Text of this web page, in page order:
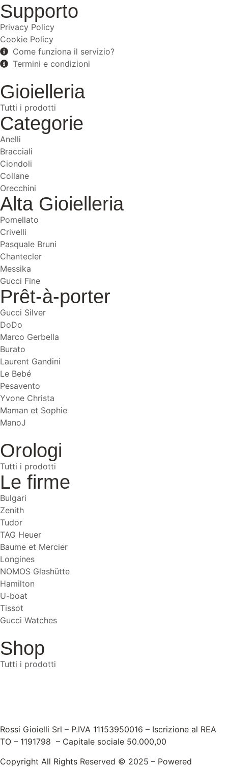
Supporto
Privacy Policy
Cookie Policy
Come funziona il servizio?
Termini e condizioni
Gioielleria
Tutti i prodotti
Categorie
Anelli
Bracciali
Ciondoli
Collane
Orecchini
Alta Gioielleria
Pomellato
Crivelli
Pasquale Bruni
Chantecler
Messika
Gucci Fine
Prêt-à-porter
Gucci Silver
DoDo
Marco Gerbella
Burato
Laurent Gandini
Le Bebé
Pesavento
Yvone Christa
Maman et Sophie
ManoJ
Orologi
Tutti i prodotti
Le firme
Bulgari
Zenith
Tudor
TAG Heuer
Baume et Mercier
Longines
NOMOS Glashütte
Hamilton
U-boat
Tissot
Gucci Watches
Shop
Tutti i prodotti
Rossi Gioielli Srl – P.IVA 11153950016 – Iscrizione al REA
TO – 1191798 – Capitale sociale 50.000,00
Copyright All Rights Reserved © 2025 – Powered